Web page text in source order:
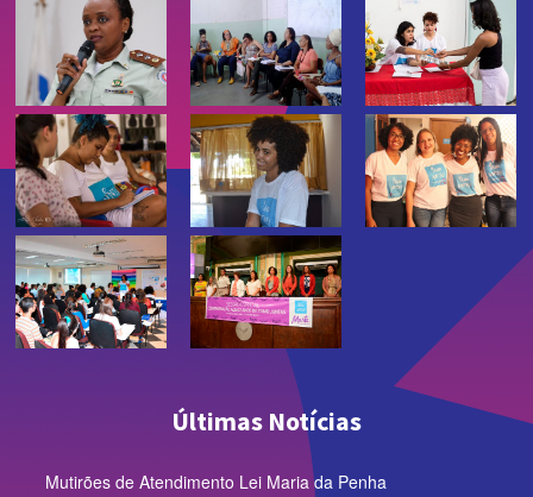
Últimas Notícias
Mutirões de Atendimento Lei Maria da Penha